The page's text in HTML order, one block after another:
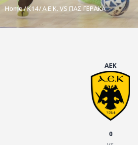
Home K14 Α.Ε.Κ. VS ΠΑΣ ΓΕΡΑΚΑ
ΠΡΟΕΘΝΙΚΕΣ ΟΜΑΔΕΣ
ΣΥΝΕΝΤΕΥΞΕΙΣ
ΑΕΚ
0